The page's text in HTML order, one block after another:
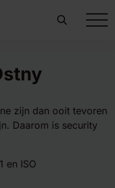
zijn dan ooit tevoren
Daarom is security
en ISO